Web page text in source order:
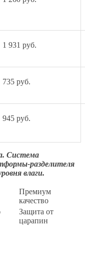
1 931 руб.
735 руб.
945 руб.
Система
разделителя
влаги.
Премиум
качество
Защита от
царапин